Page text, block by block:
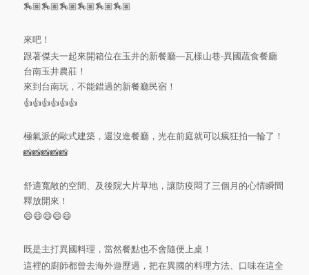
🏇🏽🏇🏽🏇🏽🏇🏽🏇🏽🏇🏽
來吧！
跟著傑夫一起來開箱位在玉井的新餐廳—瓦樣山巷-異國蔬食餐廳
台南玉井農莊！
來到台南玩，不能錯過的新餐廳民宿！
👍👍👍👍👍👍
極氣派的歐式建築，還沒進餐廳，光在前庭就可以瘋狂拍一輪了！
📸📸📸📸📸
舒適寬敞的空間、及後院大片草地，讓防疫悶了三個月的心情瞬間
釋放開來！
😄😄😄😄😄
既是主打異國料理，當然餐點也不會隨便上桌！
這裡的廚師都曾去海外遊歷過，把在異國的料理方法、口味在這全